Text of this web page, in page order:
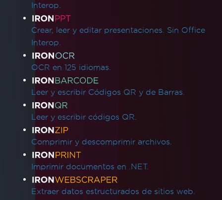
Interop.
Crear, leer y editar presentaciones. Sin Office
Interop.
OCR en 125 idiomas.
Leer y escribir Códigos QR y de Barras.
Leer y escribir códigos QR.
Comprimir y descomprimir archivos.
Imprimir documentos en .NET.
Extraer datos estructurados de sitios web.